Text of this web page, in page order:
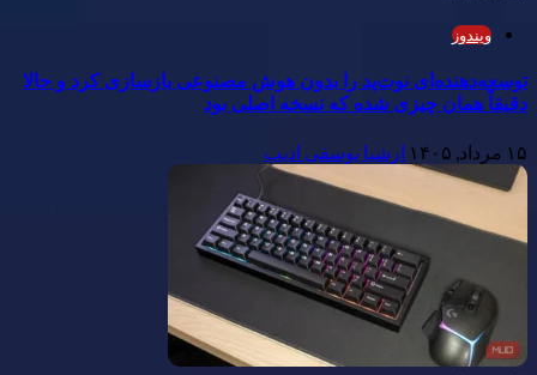
ویندوز
توسعه‌دهنده‌ای نوت‌پد را بدون هوش مصنوعی بازسازی کرد و حالا
دقیقاً همان چیزی شده که نسخه اصلی بود
۱۵ مرداد, ۱۴۰۵ ارشیا یوسفی ادیب